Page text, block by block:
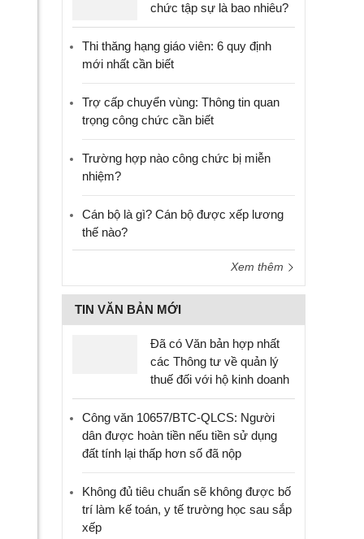
chức tập sự là bao nhiêu?
Thi thăng hạng giáo viên: 6 quy định
mới nhất cần biết
Trợ cấp chuyển vùng: Thông tin quan
trọng công chức cần biết
Trường hợp nào công chức bị miễn
nhiệm?
Cán bộ là gì? Cán bộ được xếp lương
thế nào?
Xem thêm
TIN VĂN BẢN MỚI
Đã có Văn bản hợp nhất
các Thông tư về quản lý
thuế đối với hộ kinh doanh
Công văn 10657/BTC-QLCS: Người
dân được hoàn tiền nếu tiền sử dụng
đất tính lại thấp hơn số đã nộp
Không đủ tiêu chuẩn sẽ không được bố
trí làm kế toán, y tế trường học sau sắp
xếp